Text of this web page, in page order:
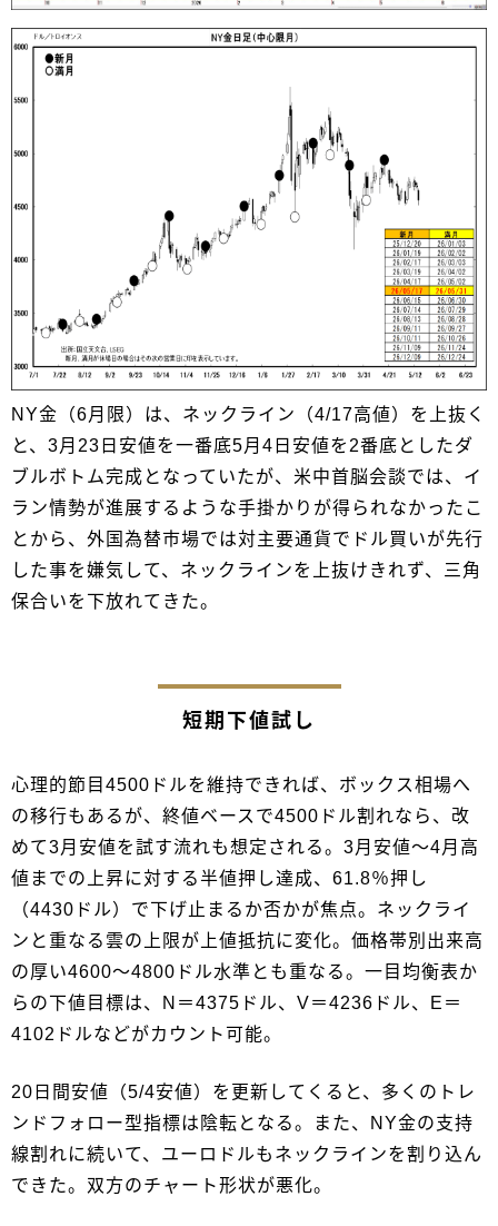
NY金（6月限）は、ネックライン（4/17高値）を上抜く
と、3月23日安値を一番底5月4日安値を2番底としたダ
ブルボトム完成となっていたが、米中首脳会談では、イ
ラン情勢が進展するような手掛かりが得られなかったこ
とから、外国為替市場では対主要通貨でドル買いが先行
した事を嫌気して、ネックラインを上抜けきれず、三角
保合いを下放れてきた。
短期下値試し
心理的節目4500ドルを維持できれば、ボックス相場へ
の移行もあるが、終値ベースで4500ドル割れなら、改
めて3月安値を試す流れも想定される。3月安値～4月高
値までの上昇に対する半値押し達成、61.8％押し
（4430ドル）で下げ止まるか否かが焦点。ネックライ
ンと重なる雲の上限が上値抵抗に変化。価格帯別出来高
の厚い4600～4800ドル水準とも重なる。一目均衡表か
らの下値目標は、N＝4375ドル、V＝4236ドル、E＝
4102ドルなどがカウント可能。
20日間安値（5/4安値）を更新してくると、多くのトレ
ンドフォロー型指標は陰転となる。また、NY金の支持
線割れに続いて、ユーロドルもネックラインを割り込ん
できた。双方のチャート形状が悪化。